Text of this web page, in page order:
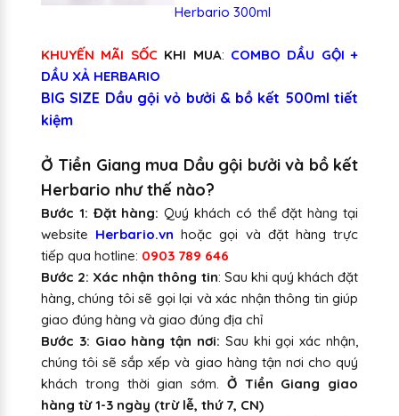
Herbario 300ml
KHUYẾN MÃI SỐCKHI MUA: COMBO DẦU GỘI +
DẦU XẢ HERBARIO
BIG SIZE Dầu gội vỏ bưởi & bồ kết 500ml tiết
kiệm
Ở Tiền Giang mua Dầu gội bưởi và bồ kết
Herbario như thế nào?
Bước 1: Đặt hàng: Quý khách có thể đặt hàng tại
website Herbario.vn hoặc gọi và đặt hàng trực
tiếp qua hotline: 0903 789 646
Bước 2: Xác nhận thông tin: Sau khi quý khách đặt
hàng, chúng tôi sẽ gọi lại và xác nhận thông tin giúp
giao đúng hàng và giao đúng địa chỉ
Bước 3: Giao hàng tận nơi: Sau khi gọi xác nhận,
chúng tôi sẽ sắp xếp và giao hàng tận nơi cho quý
khách trong thời gian sớm.
Ở Tiền Giang giao
hàng từ 1-3 ngày (trừ lễ, thứ 7, CN)